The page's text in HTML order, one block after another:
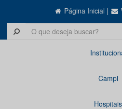
Página Inicial |
Campi
Hospitais